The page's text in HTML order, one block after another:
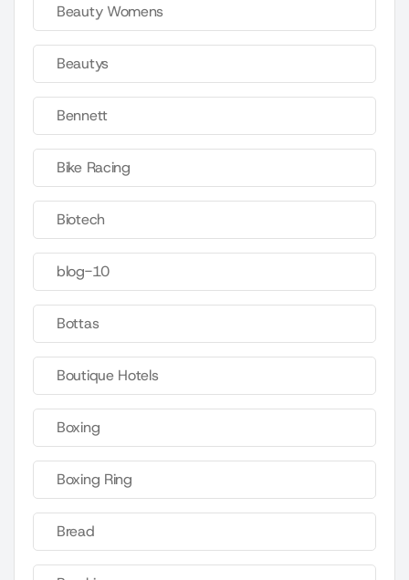
Beauty Womens
Beautys
Bennett
Bike Racing
Biotech
blog-10
Bottas
Boutique Hotels
Boxing
Boxing Ring
Bread